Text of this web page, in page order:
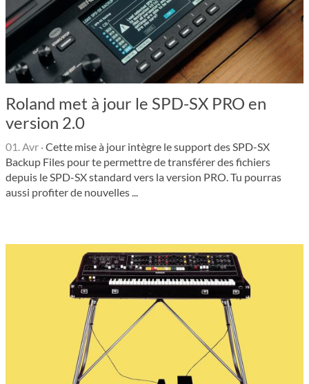
Roland met à jour le SPD-SX PRO en
version 2.0
01. Avr ·Cette mise à jour intègre le support des SPD-SX
Backup Files pour te permettre de trans­fé­rer des fichiers
depuis le SPD-SX stan­dard vers la version PRO. Tu pour­ras
aussi profi­ter de nouvelles ...